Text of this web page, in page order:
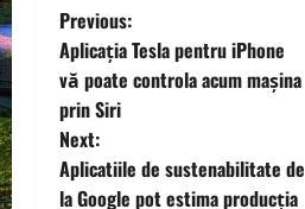
P
o
s
t
Previous:
Aplicația Tesla pentru iPhone
vă poate controla acum mașina
prin Siri
Next:
Aplicatiile de sustenabilitate de
la Google pot estima producția